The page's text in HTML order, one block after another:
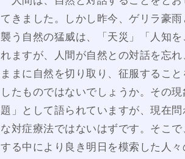
てきました。しかし昨今、ゲリラ豪
襲う自然の猛威は、「天災」「人知
れますが、人間が自然との対話を忘
ままに自然を切り取り、征服するこ
したものではないでしょうか。その
題」として語られていますが、現在
な対症療法ではないはずです。そこ
する中により良き明日を模索した人